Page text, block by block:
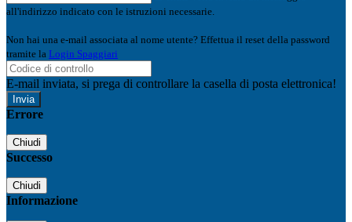
all'indirizzo indicato con le istruzioni necessarie.
Non hai una e-mail associata al nome utente? Effettua il reset della password
tramite la Login Spaggiari
E-mail inviata, si prega di controllare la casella di posta elettronica!
Errore
Chiudi
Successo
Chiudi
Informazione